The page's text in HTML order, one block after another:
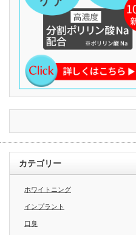
カテゴリー
ホワイトニング
インプラント
口臭